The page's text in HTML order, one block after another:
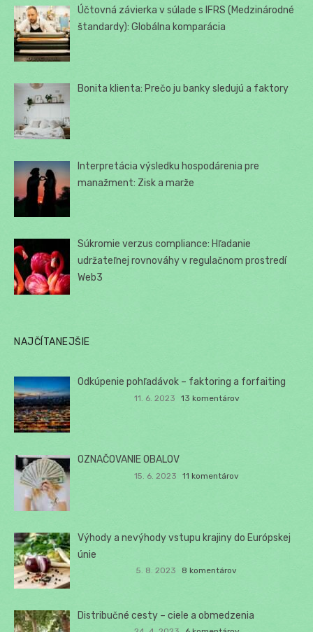
Účtovná závierka v súlade s IFRS (Medzinárodné
štandardy): Globálna komparácia
Bonita klienta: Prečo ju banky sledujú a faktory
Interpretácia výsledku hospodárenia pre
manažment: Zisk a marže
Súkromie verzus compliance: Hľadanie
udržateľnej rovnováhy v regulačnom prostredí
Web3
NAJČÍTANEJŠIE
Odkúpenie pohľadávok – faktoring a forfaiting
11. 6. 2023 13 komentárov
OZNAČOVANIE OBALOV
15. 6. 2023 11 komentárov
Výhody a nevýhody vstupu krajiny do Európskej
únie
5. 8. 2023 8 komentárov
Distribučné cesty – ciele a obmedzenia